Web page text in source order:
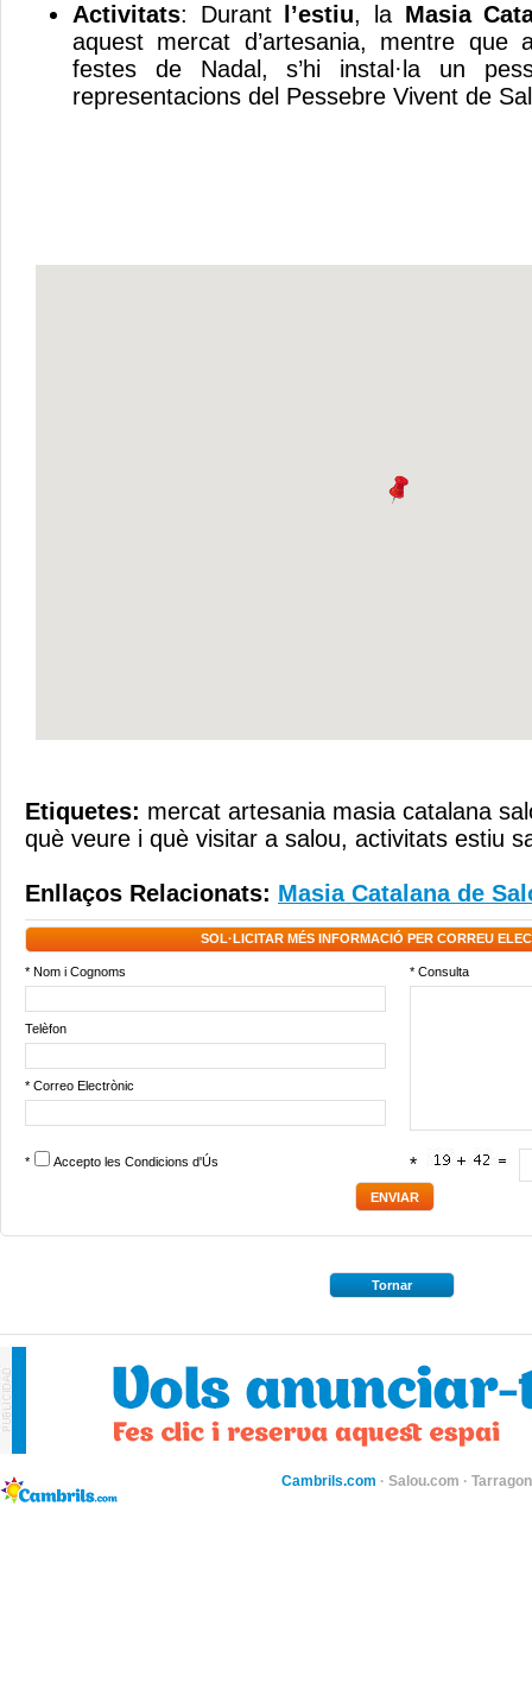
Activitats: Durant l’estiu, la Masia
aquest mercat d’artesania, mentre que
festes de Nadal, s’hi instal·la un
representacions del Pessebre Vivent de
Etiquetes: mercat artesania masia catalana
què veure i què visitar a salou, activitats estiu
Enllaços Relacionats: Masia Catalana de
SOL·LICITAR MÉS INFORMACIÓ PER CORREU
* Nom i Cognoms * Consulta
Telèfon
* Correo Electrònic
* Accepto les Condicions d'Ús *
Tornar
Cambrils.com · Salou.com ·